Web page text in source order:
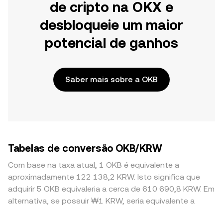
de cripto na OKX e
desbloqueie um maior
potencial de ganhos
Saber mais sobre a OKB
Tabelas de conversão OKB/KRW
Com base na taxa atual, 1 OKB é equivalente a
aproximadamente 122 138,2 KRW. Isto significa que
adquirir 5 OKB equivaleria a cerca de 610 690,8 KRW. Em
alternativa, se possuir ₩1 KRW, seria equivalente a